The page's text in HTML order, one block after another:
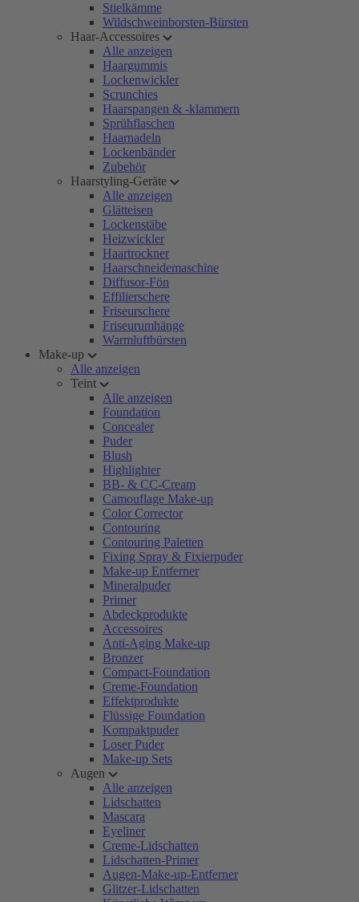
Stielkämme
Wildschweinborsten-Bürsten
Haar-Accessoires
Alle anzeigen
Haargummis
Lockenwickler
Scrunchies
Haarspangen & -klammern
Sprühflaschen
Haarnadeln
Lockenbänder
Zubehör
Haarstyling-Geräte
Alle anzeigen
Glätteisen
Lockenstäbe
Heizwickler
Haartrockner
Haarschneidemaschine
Diffusor-Fön
Effilierschere
Friseurschere
Friseurumhänge
Warmluftbürsten
Make-up
Alle anzeigen
Teint
Alle anzeigen
Foundation
Concealer
Puder
Blush
Highlighter
BB- & CC-Cream
Camouflage Make-up
Color Corrector
Contouring
Contouring Paletten
Fixing Spray & Fixierpuder
Make-up Entferner
Mineralpuder
Primer
Abdeckprodukte
Accessoires
Anti-Aging Make-up
Bronzer
Compact-Foundation
Creme-Foundation
Effektprodukte
Flüssige Foundation
Kompaktpuder
Loser Puder
Make-up Sets
Augen
Alle anzeigen
Lidschatten
Mascara
Eyeliner
Creme-Lidschatten
Lidschatten-Primer
Augen-Make-up-Entferner
Glitzer-Lidschatten